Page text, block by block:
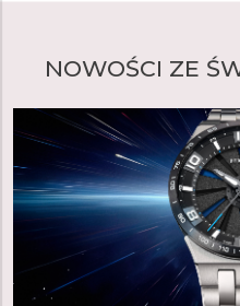
NOWOŚCI ZE